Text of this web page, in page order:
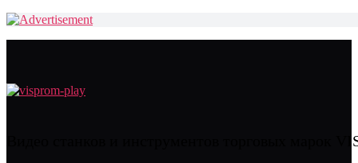
Видео станков и инструментов торговых марок